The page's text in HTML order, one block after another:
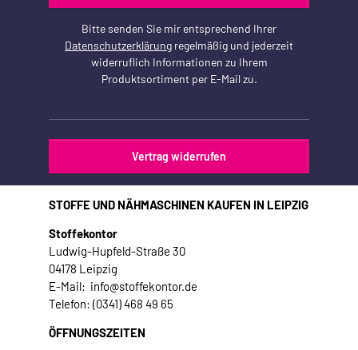
Bitte senden Sie mir entsprechend Ihrer
Datenschutzerklärung regelmäßig und jederzeit
widerruflich Informationen zu Ihrem
Produktsortiment per E-Mail zu.
Vertrag widerrufen
STOFFE UND NÄHMASCHINEN KAUFEN IN LEIPZIG
Stoffekontor
Ludwig-Hupfeld-Straße 30
04178 Leipzig
E-Mail: info@stoffekontor.de
Telefon: (0341) 468 49 65
ÖFFNUNGSZEITEN